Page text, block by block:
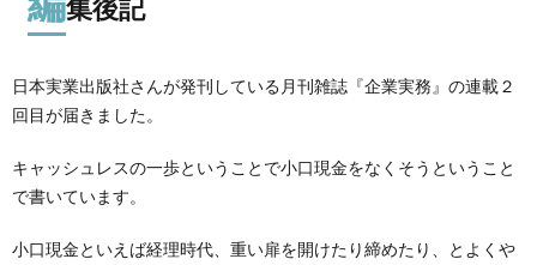
集後記
日本実業出版社さんが発刊している月刊雑誌『企業実務』の連載２
回目が届きました。
キャッシュレスの一歩ということで小口現金をなくそうということ
で書いています。
小口現金といえば経理時代、重い扉を開けたり締めたり、とよくや